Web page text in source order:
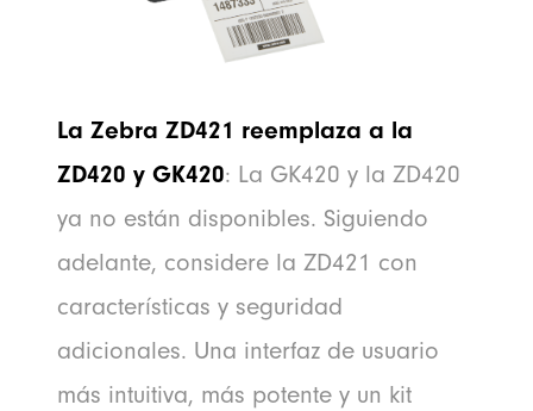
La Zebra ZD421 reemplaza a la
ZD420 y GK420: La GK420 y la ZD420
ya no están disponibles. Siguiendo
adelante, considere la ZD421 con
características y seguridad
adicionales. Una interfaz de usuario
más intuitiva, más potente y un kit